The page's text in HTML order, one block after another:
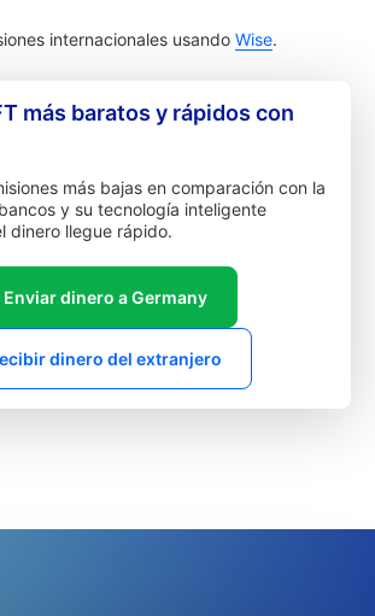
internacionales usando Wise.
más baratos y rápidos con
más bajas en comparación con la
y su tecnología inteligente
dinero llegue rápido.
Enviar dinero a Germany
dinero del extranjero